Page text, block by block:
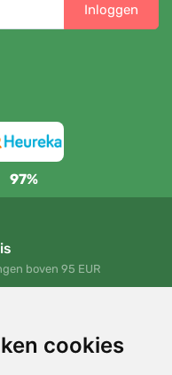
cookies
Inloggen
97%
boven 95 EUR
moment binnen 90